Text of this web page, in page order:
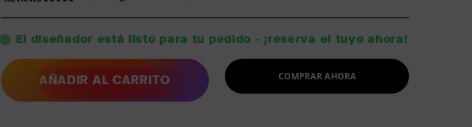
El diseñador está listo para tu pedido - ¡reserva el tuyo ahora!
AÑADIR AL CARRITO COMPRAR AHORA